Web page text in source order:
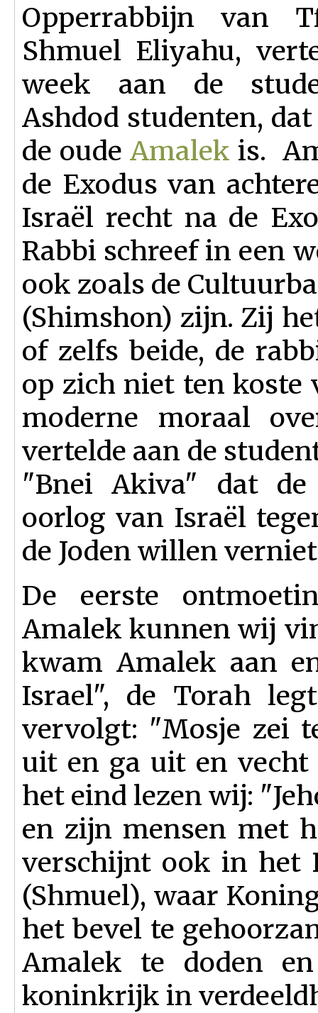
Opperrabbijn van
Shmuel Eliyahu,
week aan de
Ashdod studenten,
de oudeAmalek is.
de Exodus van
Israël recht na de
Rabbi schreef in een
ook zoals de
(Shimshon) zijn. Zij
of zelfs beide, de
op zich niet ten koste
moderne moraal
vertelde aan de
"Bnei Akiva" dat de
oorlog van Israël
de Joden willen
De eerste
Amalek kunnen wij
kwam Amalek aan
Israel", de Torah
vervolgt: "Mosje zei
uit en ga uit en
het eind lezen wij:
en zijn mensen met
verschijnt ook in het
(Shmuel), waar
het bevel te
Amalek te doden
koninkrijk in